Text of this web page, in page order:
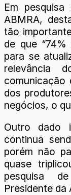
Em pesquisa
ABMRA,
tão
de que
para se
relevância
comunicação
dos
negócios, o
Outro dado
continua
porém não
quase
pesquisa
Presidente da